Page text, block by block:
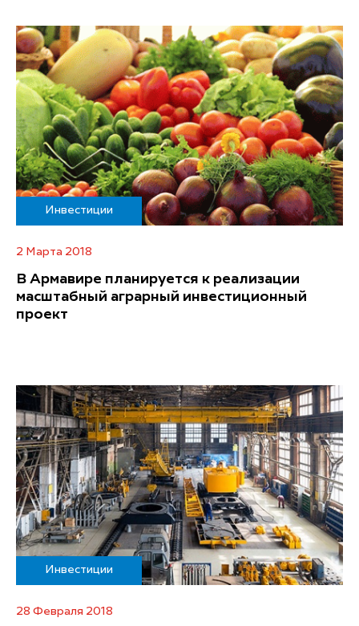
Инвестиции
2 Марта 2018
В Армавире планируется к реализации
масштабный аграрный инвестиционный
проект
Инвестиции
28 Февраля 2018